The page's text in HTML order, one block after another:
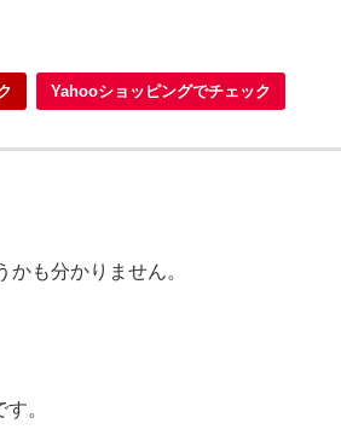
Yahooショッピングでチェック
も分かりません。
す。